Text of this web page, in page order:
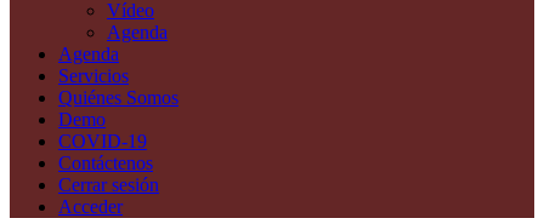
Vídeo
Agenda
Agenda
Servicios
Quiénes Somos
Demo
COVID-19
Contáctenos
Cerrar sesión
Acceder